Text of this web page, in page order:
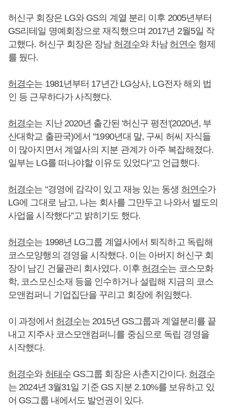
허신구 회장은 LG와 GS의 계열 분리 이후 2005년부터
GS리테일 명예회장으로 재직했으며 2017년 2월5일 작
고했다. 허신구 회장은 장남 허경수와 차남허연수형제
를 뒀다.
허경수는 1981년부터 17년간 LG상사, LG전자 해외 법
인 등 근무하다가 사직했다.
허경수는 지난 2020년 출간된 '허신구 평전'(2020년, 부
산대학교 출판국)에서 "1990년대 말, 구씨 허씨 자식들
이 많아지면서 계열사의 지분 관계가 아주 복잡해졌다.
일부는 LG를 떠나야할 이유도 있었다"고 언급했다.
허경수는 “경영에 감각이 있고 재능 있는 동생 허연수가
LG에 그대로 남고, 나는 회사를 그만두고 나와서 별도의
사업을 시작했다”고 밝히기도 했다.
허경수는 1998년 LG그룹 계열사에서 퇴직하고 독립해
코스모양행의 경영을 시작했다. 이는 아버지 허신구 회
장이 남긴 건물관리 회사였다. 이후 허경수는 코스모화
학, 코스모신소재 등을 인수하거나 설립해 지금의 코스
모앤컴퍼니 기업집단을 꾸리고 회장에 취임했다.
이 과정에서 허경수는 2015년 GS그룹과 계열분리를 끝
내고 지주사 코스모앤컴퍼니를 중심으로 독립 경영을
시작했다.
허경수와 허태수GS그룹 회장은 사촌지간이다. 허경수
는 2024년 3월31일 기준 GS 지분 2.10%를 보유하고 있
어 GS그룹 내에서도 발언권이 있다.